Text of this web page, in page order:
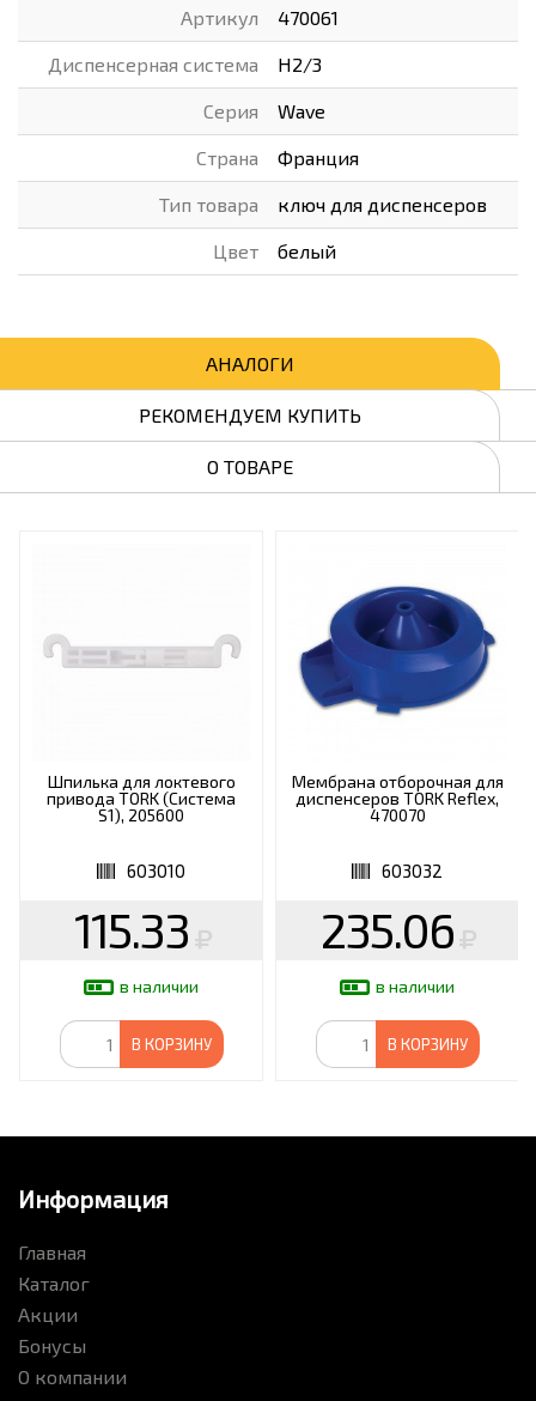
Артикул 470061
Диспенсерная система H2/3
Серия Wave
Страна Франция
Тип товара ключ для диспенсеров
Цвет белый
АНАЛОГИ
РЕКОМЕНДУЕМ КУПИТЬ
О ТОВАРЕ
Шпилька для локтевого
привода TORK (Система
S1), 205600
603010
115.33
в наличии
В КОРЗИНУ
Мембрана отборочная для
диспенсеров TORK Reflex,
470070
603032
235.06
в наличии
В КОРЗИНУ
Информация
Главная
Каталог
Акции
Бонусы
О компании